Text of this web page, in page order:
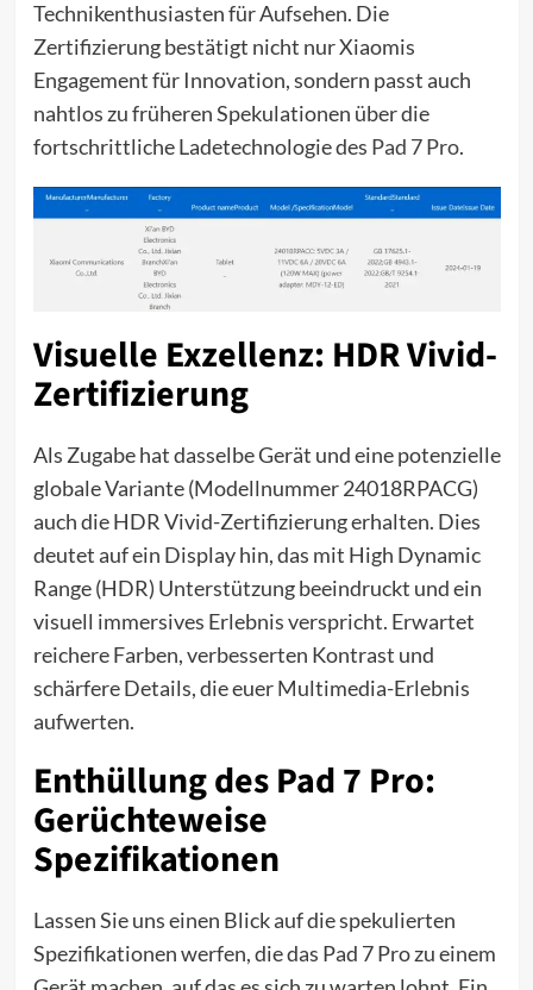
Technikenthusiasten für Aufsehen. Die
Zertifizierung bestätigt nicht nur Xiaomis
Engagement für Innovation, sondern passt auch
nahtlos zu früheren Spekulationen über die
fortschrittliche Ladetechnologie des Pad 7 Pro.
Visuelle Exzellenz: HDR Vivid-
Zertifizierung
Als Zugabe hat dasselbe Gerät und eine potenzielle
globale Variante (Modellnummer 24018RPACG)
auch die HDR Vivid-Zertifizierung erhalten. Dies
deutet auf ein Display hin, das mit High Dynamic
Range (HDR) Unterstützung beeindruckt und ein
visuell immersives Erlebnis verspricht. Erwartet
reichere Farben, verbesserten Kontrast und
schärfere Details, die euer Multimedia-Erlebnis
aufwerten.
Enthüllung des Pad 7 Pro:
Gerüchteweise
Spezifikationen
Lassen Sie uns einen Blick auf die spekulierten
Spezifikationen werfen, die das Pad 7 Pro zu einem